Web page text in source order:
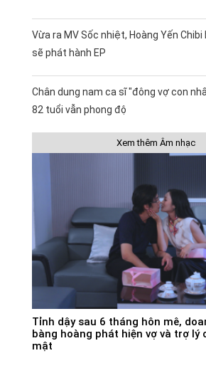
Vừa ra MV Sốc nhiệt, Hoàng Yến
sẽ phát hành EP
Chân dung nam ca sĩ "đông vợ con
82 tuổi vẫn phong độ
Xem thêm Âm nhạc
Tỉnh dậy sau 6 tháng hôn mê,
bàng hoàng phát hiện vợ và trợ lý
mật